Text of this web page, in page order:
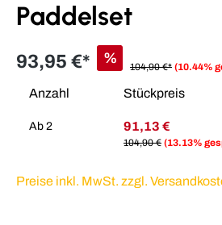
Paddelset
93,95 €* %
104,90 €* (10.44%
Anzahl Stückpreis
Ab 2 91,13 €
104,90 € (13.13%
Preise inkl. MwSt. zzgl.